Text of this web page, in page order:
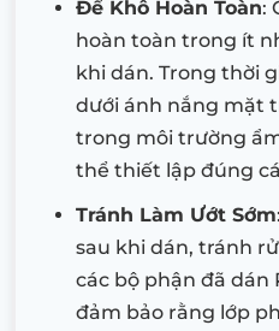
Để Khô Hoàn Toàn:
hoàn toàn trong ít
khi dán. Trong thời
dưới ánh nắng mặt
trong môi trường
thể thiết lập đúng
Tránh Làm Ướt Sớm
sau khi dán, tránh
các bộ phận đã dán
đảm bảo rằng lớp